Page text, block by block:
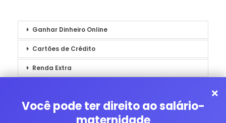
Ganhar Dinheiro Online
Cartões de Crédito
Renda Extra
×
Você pode ter direito ao salário-